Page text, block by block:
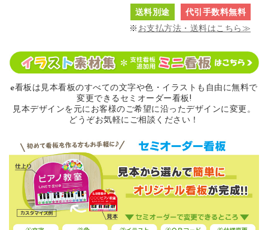
送料別途
代引手数料無料
※ お支払方法・送料はこちら≫
e看板は見本看板のすべての文字や色・イラストも自由に無料で
変更できるセミオーダー看板!
見本デザインを元にお客様のご希望に沿ったデザインに変更。
どうぞお気軽にご相談ください！